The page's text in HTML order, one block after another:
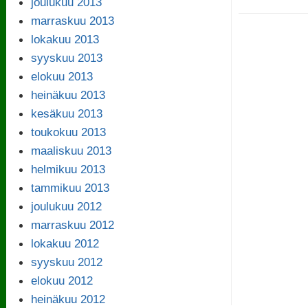
marraskuu 2013
lokakuu 2013
syyskuu 2013
elokuu 2013
heinäkuu 2013
kesäkuu 2013
toukokuu 2013
maaliskuu 2013
helmikuu 2013
tammikuu 2013
joulukuu 2012
marraskuu 2012
lokakuu 2012
syyskuu 2012
elokuu 2012
heinäkuu 2012